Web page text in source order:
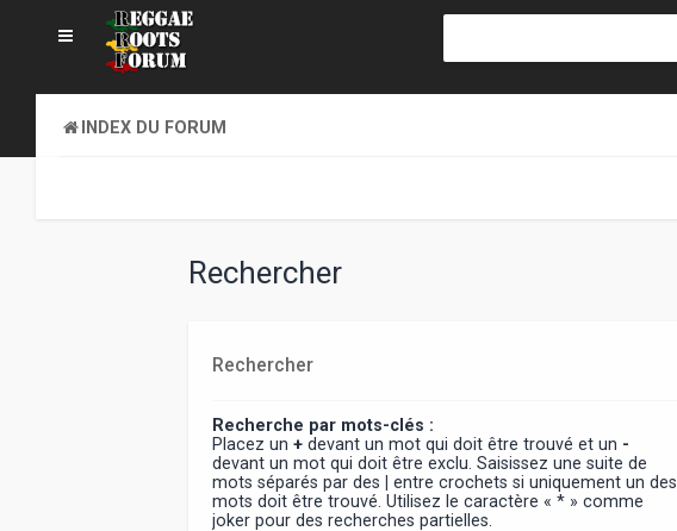
INDEX DU FORUM
Rechercher
Rechercher
Recherche par mots-clés :
Placez un+ devant un mot qui doit être trouvé et un -
devant un mot qui doit être exclu. Saisissez une suite de
mots séparés par des| entre crochets si uniquement un des
mots doit être trouvé. Utilisez le caractère « * » comme
joker pour des recherches partielles.